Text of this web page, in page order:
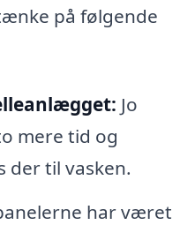
på følgende
Jo
mere tid og
der til vasken.
har været